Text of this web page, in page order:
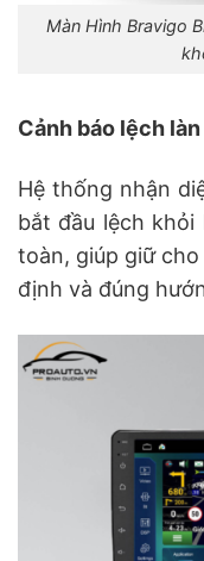
Màn Hình Bravigo
Cảnh báo lệch
Hệ thống nhận
bắt đầu lệch
toàn, giúp giữ
định và đúng